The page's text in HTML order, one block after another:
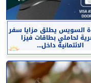
السويس يطلق مزايا سفر
لحاملي بطاقات فيزا
الائتمانية داخل...